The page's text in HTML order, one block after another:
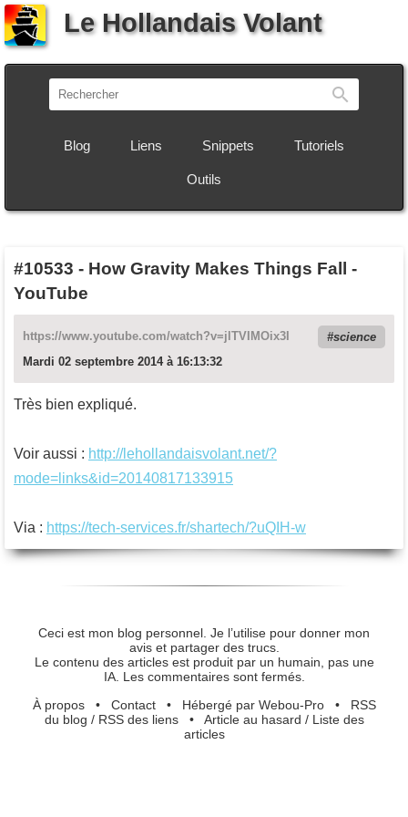
Le Hollandais Volant
Blog Liens Snippets Tutoriels
Outils
#10533 - How Gravity Makes Things Fall -
YouTube
https://www.youtube.com/watch?v=jlTVIMOix3I
science
Mardi 02 septembre 2014 à 16:13:32
Très bien expliqué.
Voir aussi : http://lehollandaisvolant.net/?
mode=links&id=20140817133915
Via : https://tech-services.fr/shartech/?uQIH-w
Ceci est mon blog personnel. Je l’utilise pour donner mon
avis et partager des trucs.
Le contenu des articles est produit par un humain, pas une
IA. Les commentaires sont fermés.
À propos• Contact• Hébergé par Webou-Pro• RSS
du blog / RSS des liens• Article au hasard / Liste des
articles